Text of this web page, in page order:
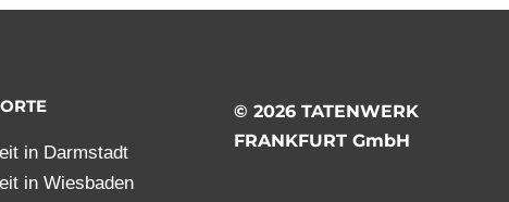
in Darmstadt
in Wiesbaden
© 2026 TATENWERK
FRANKFURT GmbH